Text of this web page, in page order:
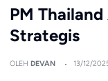
PM
Strategis
OLEH DEVAN 13/12/